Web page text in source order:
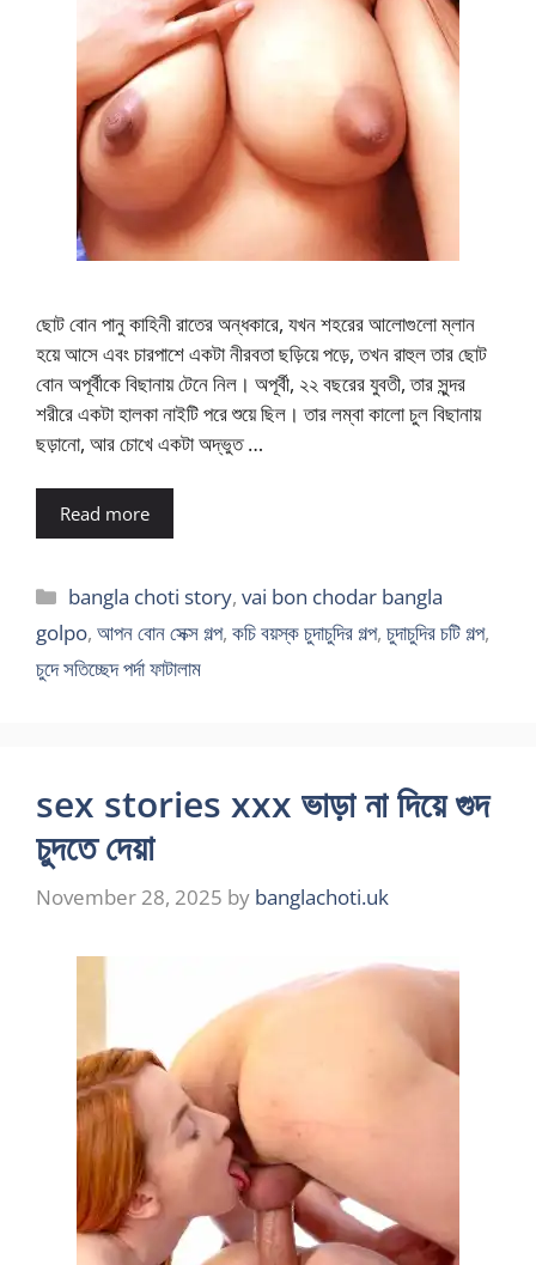
ছোট বোন পানু কাহিনী রাতের অন্ধকারে, যখন শহরের আলোগুলো ম্লান
হয়ে আসে এবং চারপাশে একটা নীরবতা ছড়িয়ে পড়ে, তখন রাহুল তার ছোট
বোন অপূর্বীকে বিছানায় টেনে নিল। অপূর্বী, ২২ বছরের যুবতী, তার সুন্দর
শরীরে একটা হালকা নাইটি পরে শুয়ে ছিল। তার লম্বা কালো চুল বিছানায়
ছড়ানো, আর চোখে একটা অদ্ভুত …
Read more
Categories
bangla choti story,vai bon chodar bangla
golpo, আপন বোন সেক্স গল্প, কচি বয়স্ক চুদাচুদির গল্প, চুদাচুদির চটি গল্প,
চুদে সতিচ্ছেদ পর্দা ফাটালাম
sex stories xxx ভাড়া না দিয়ে গুদ
চুদতে দেয়া
November 28, 2025 by banglachoti.uk